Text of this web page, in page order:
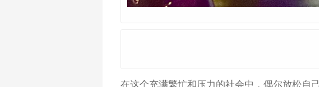
在这个充满繁忙和压力的社会中，偶尔放松自